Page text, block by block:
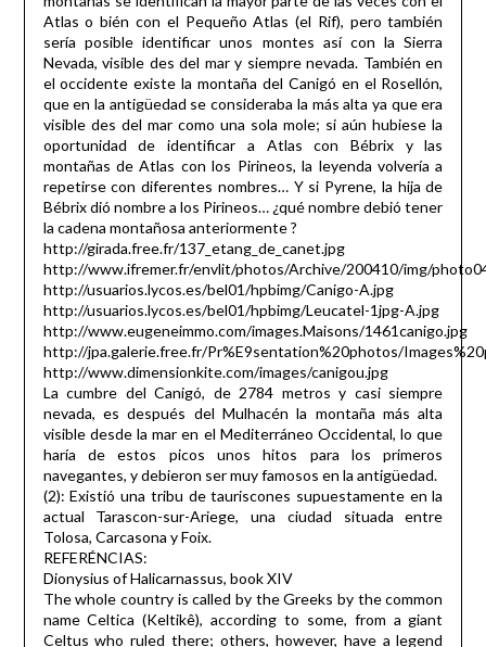
Atlas o bién con el Pequeño Atlas (el Rif), pero también
sería posible identificar unos montes así con la Sierra
Nevada, visible des del mar y siempre nevada. También en
el occidente existe la montaña del Canigó en el Rosellón,
que en la antigüedad se consideraba la más alta ya que era
visible des del mar como una sola mole; si aún hubiese la
oportunidad de identificar a Atlas con Bébrix y las
montañas de Atlas con los Pirineos, la leyenda volvería a
repetirse con diferentes nombres… Y si Pyrene, la hija de
Bébrix dió nombre a los Pirineos… ¿qué nombre debió tener
la cadena montañosa anteriormente ?
http://girada.free.fr/137_etang_de_canet.jpg
http://www.ifremer.fr/envlit/photos/Archive/200410/img/
http://usuarios.lycos.es/bel01/hpbimg/Canigo-A.jpg
http://usuarios.lycos.es/bel01/hpbimg/Leucatel-1jpg-A.jpg
http://www.eugeneimmo.com/images.Maisons/1461canigo.jpg
http://jpa.galerie.free.fr/Pr%E9sentation%20photos/
http://www.dimensionkite.com/images/canigou.jpg
La cumbre del Canigó, de 2784 metros y casi siempre
nevada, es después del Mulhacén la montaña más alta
visible desde la mar en el Mediterráneo Occidental, lo que
haría de estos picos unos hitos para los primeros
navegantes, y debieron ser muy famosos en la antigüedad.
(2): Existió una tribu de tauriscones supuestamente en la
actual Tarascon-sur-Ariege, una ciudad situada entre
Tolosa, Carcasona y Foix.
REFERÉNCIAS:
Dionysius of Halicarnassus, book XIV
The whole country is called by the Greeks by the common
name Celtica (Keltikê), according to some, from a giant
Celtus who ruled there; others, however, have a legend